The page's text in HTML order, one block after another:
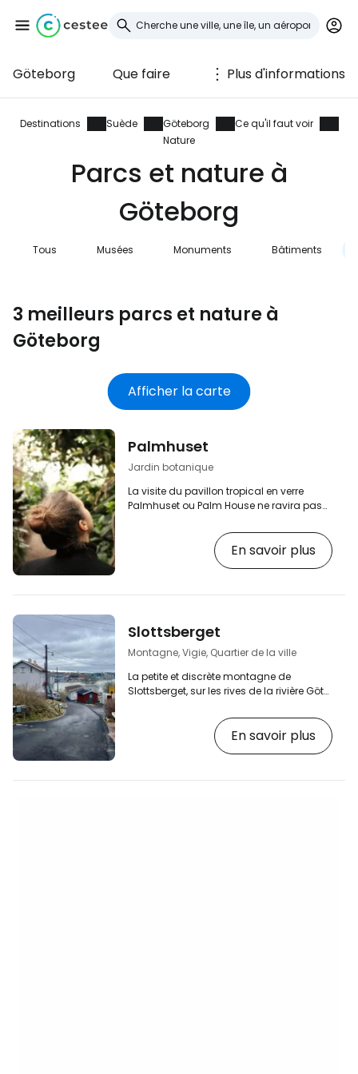
Göteborg Que faire Plus d'informations
Destinations Suède Göteborg
Ce qu'il faut voir
Nature
Parcs et nature à
Göteborg
Tous Musées Monuments Bâtiments
3 meilleurs parcs et nature à
Göteborg
Afficher la carte
Palmhuset
Jardin botanique
La visite du pavillon tropical en verre
Palmhuset ou Palm House ne ravira pas
Ce pavillon de 1 000 mètres carrés est
situé au cœur du parc
Trädgårdsföreningen, dans le centre de
recommandés à Göteborg"
https://www.booking.com/city/se/
En savoir plus
Slottsberget
Montagne, Vigie, Quartier de la ville
La petite et discrète montagne de
Slottsberget, sur les rives de la rivière Göta
avec de nombreuses maisons anciennes
et historiques de grande valeur
En savoir plus
Se connecter à
Cestee
... la communauté mondiale des voyageurs
Continuer avec Google
Poursuivre avec le courrier